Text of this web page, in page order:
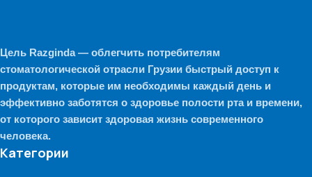
Цель Razginda — облегчить потребителям
стоматологической отрасли Грузии быстрый доступ к
продуктам, которые им необходимы каждый день и
эффективно заботятся о здоровье полости рта и времени,
от которого зависит здоровая жизнь современного
человека.
Категории